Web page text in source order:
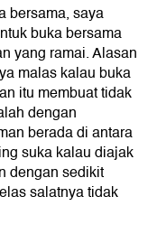
bersama, saya
buka bersama
yang ramai. Alasan
malas kalau buka
itu membuat tidak
dengan
berada di antara
suka kalau diajak
dengan sedikit
salatnya tidak